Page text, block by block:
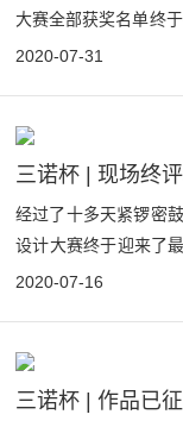
大赛全部获奖名单终
校师生、设计机构、
2020-07-31
经过了十多天紧锣密
设计大赛终于迎来了
际会议中心，集结了7
2020-07-16
三诺杯 | 作品已